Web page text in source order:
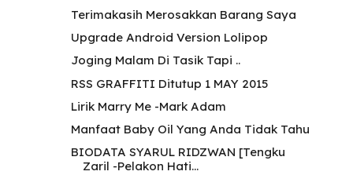
Terimakasih Merosakkan Barang Saya
Upgrade Android Version Lolipop
Joging Malam Di Tasik Tapi ..
RSS GRAFFITI Ditutup 1 MAY 2015
Lirik Marry Me -Mark Adam
Manfaat Baby Oil Yang Anda Tidak Tahu
BIODATA SYARUL RIDZWAN [Tengku
Zaril -Pelakon Hati...